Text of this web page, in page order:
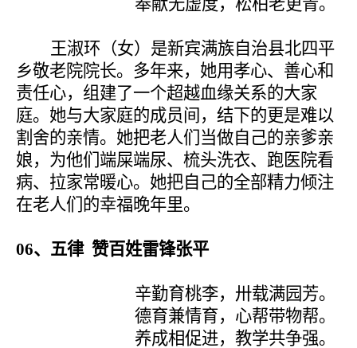
奉献无虚度，松柏老更青。
王淑环（女）是新宾满族自治县北四平
乡敬老院院长。多年来，她用孝心、善心和
责任心，组建了一个超越血缘关系的大家
庭。她与大家庭的成员间，结下的更是难以
割舍的亲情。她把老人们当做自己的亲爹亲
娘，为他们端屎端尿、梳头洗衣、跑医院看
病、拉家常暖心。她把自己的全部精力倾注
在老人们的幸福晚年里。
06、五律 赞百姓雷锋张平
辛勤育桃李，卅载满园芳。
德育兼情育，心帮带物帮。
养成相促进，教学共争强。